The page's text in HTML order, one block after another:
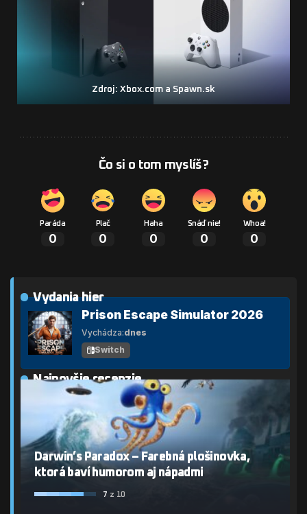
Zdroj: Xbox.com a Spawn.sk
Čo si o tom myslíš?
Paráda
0
Plač
0
Haha
0
Snáď nie!
0
Whoa!
0
Vydania hier
Prison Escape Simulator 2026
Vychádza:dnes
Switch
Najnovšie recenzie
Darwin’s Paradox – Farebná plošinovka,
ktorá baví humorom aj nápadmi
7 z 10